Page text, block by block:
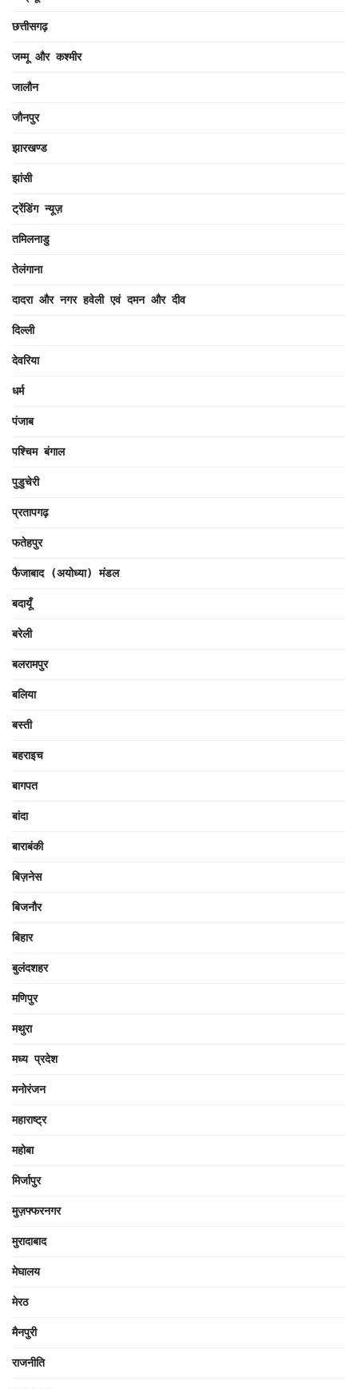
छत्तीसगढ़
जम्मू और कश्मीर
जालौन
जौनपुर
झारखण्ड
झांसी
ट्रेंडिंग न्यूज़
तमिलनाडु
तेलंगाना
दादरा और नगर हवेली एवं दमन और दीव
दिल्ली
देवरिया
धर्म
पंजाब
पश्चिम बंगाल
पुडुचेरी
प्रतापगढ़
फतेहपुर
फैजाबाद (अयोध्या) मंडल
बदायूँ
बरेली
बलरामपुर
बलिया
बस्ती
बहराइच
बागपत
बांदा
बाराबंकी
बिज़नेस
बिजनौर
बिहार
बुलंदशहर
मणिपुर
मथुरा
मध्य प्रदेश
मनोरंजन
महाराष्ट्र
महोबा
मिर्जापुर
मुज़फ्फरनगर
मुरादाबाद
मेघालय
मेरठ
मैनपुरी
राजनीति